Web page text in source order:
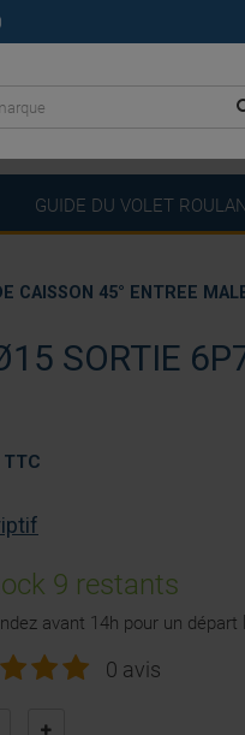
GUIDE DU VOLET
SORTIE
TTC
9 restants
avant 14h pour un départ
0 avis
CAISSON 45° ENTREE